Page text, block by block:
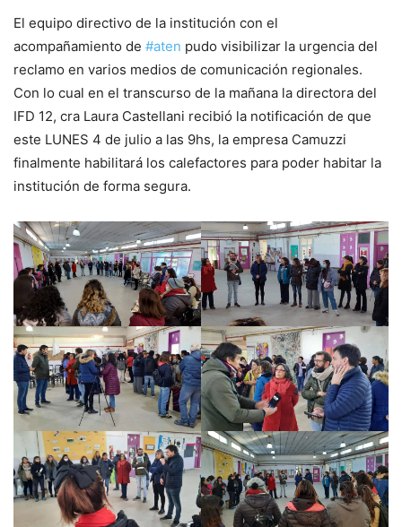
El equipo directivo de la institución con el
acompañamiento de #aten pudo visibilizar la urgencia del
reclamo en varios medios de comunicación regionales.
Con lo cual en el transcurso de la mañana la directora del
IFD 12, cra Laura Castellani recibió la notificación de que
este LUNES 4 de julio a las 9hs, la empresa Camuzzi
finalmente habilitará los calefactores para poder habitar la
institución de forma segura.